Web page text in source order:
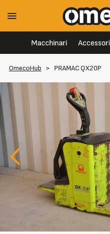
Macchinari Accessori
OmecoHub > PRAMAC QX20P